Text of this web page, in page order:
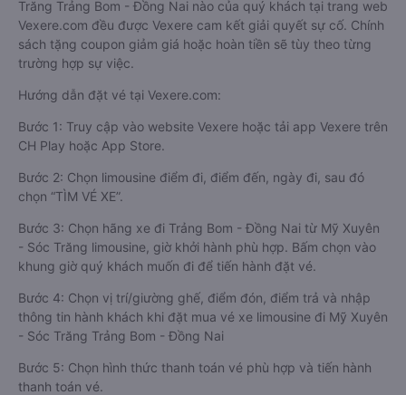
Trăng Trảng Bom - Đồng Nai nào của quý khách tại trang web
Vexere.com đều được Vexere cam kết giải quyết sự cố. Chính
sách tặng coupon giảm giá hoặc hoàn tiền sẽ tùy theo từng
trường hợp sự việc.
Hướng dẫn đặt vé tại Vexere.com:
Bước 1: Truy cập vào website Vexere hoặc tải app Vexere trên
CH Play hoặc App Store.
Bước 2: Chọn limousine điểm đi, điểm đến, ngày đi, sau đó
chọn “TÌM VÉ XE”.
Bước 3: Chọn hãng xe đi Trảng Bom - Đồng Nai từ Mỹ Xuyên
- Sóc Trăng limousine, giờ khởi hành phù hợp. Bấm chọn vào
khung giờ quý khách muốn đi để tiến hành đặt vé.
Bước 4: Chọn vị trí/giường ghế, điểm đón, điểm trả và nhập
thông tin hành khách khi đặt mua vé xe limousine đi Mỹ Xuyên
- Sóc Trăng Trảng Bom - Đồng Nai
Bước 5: Chọn hình thức thanh toán vé phù hợp và tiến hành
thanh toán vé.